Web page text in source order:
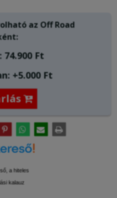
az Off Road
Ft
+5.000 Ft

a hiteles
kalauz